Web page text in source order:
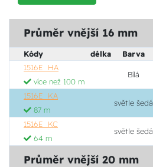
Průměr vnější 16 mm
Kódy délka Barva
1516E_HA
více než 100 m
Bílá
1516E_KA
87 m
světle šedá
1516E_KC
64 m
světle šedá
Průměr vnější 20 mm